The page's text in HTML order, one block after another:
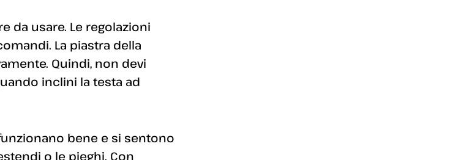
da usare. Le regolazioni
La piastra della
Quindi, non devi
inclini la testa ad
bene e si sentono
o le pieghi. Con